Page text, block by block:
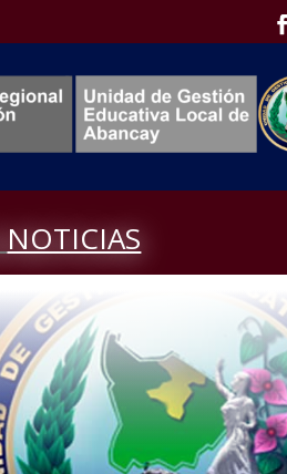
NOTICIAS